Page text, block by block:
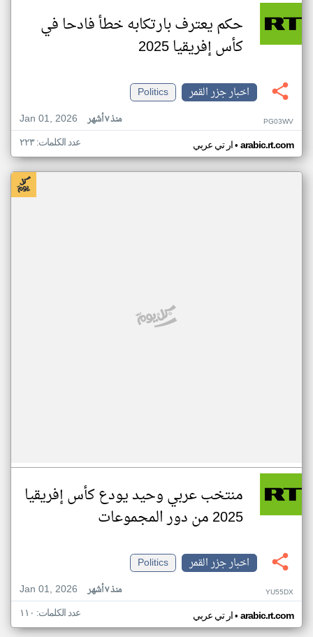
حكم يعترف بارتكابه خطأ فادحا في
كأس إفريقيا 2025
اخبار جزر القمر
Politics
Jan 01, 2026
منذ ٧ أشهر PG03WV
ار تي عربي• arabic.rt.com عدد الكلمات: ٢٢٣
منتخب عربي وحيد يودع كأس إفريقيا
2025 من دور المجموعات
اخبار جزر القمر
Politics
Jan 01, 2026
منذ ٧ أشهر YU55DX
ار تي عربي• arabic.rt.com عدد الكلمات: ١١٠